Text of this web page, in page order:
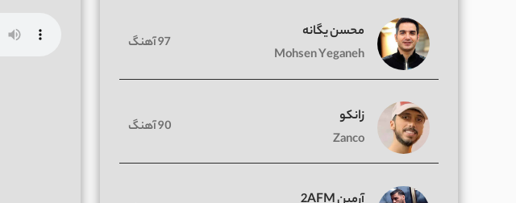
محسن یگانه
Mohsen Yeganeh
97 آهنگ
زانکو
Zanco
90 آهنگ